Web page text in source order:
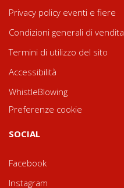
Privacy policy eventi e fiere
Condizioni generali di vendita
Termini di utilizzo del sito
Accessibilità
WhistleBlowing
Preferenze cookie
SOCIAL
Facebook
Instagram